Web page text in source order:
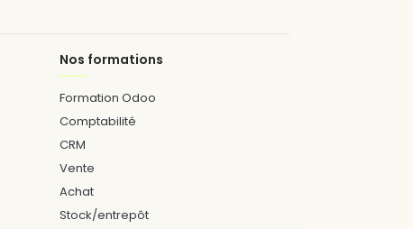
Nos formations
Formation Odoo
Comptabilité
CRM
Vente
Achat
Stock/entrepôt